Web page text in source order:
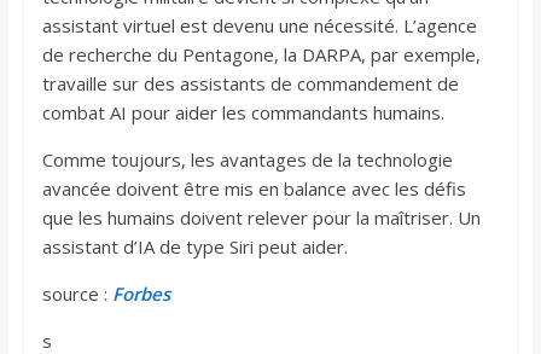
assistant virtuel est devenu une nécessité. L’agence
de recherche du Pentagone, la DARPA, par exemple,
travaille sur des assistants de commandement de
combat AI pour aider les commandants humains.
Comme toujours, les avantages de la technologie
avancée doivent être mis en balance avec les défis
que les humains doivent relever pour la maîtriser. Un
assistant d’IA de type Siri peut aider.
source : Forbes
s